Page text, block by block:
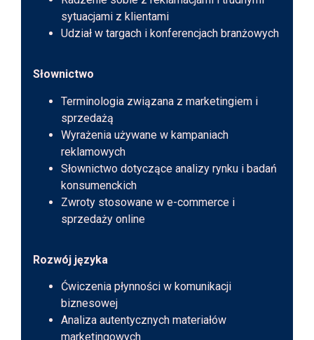
sytuacjami z klientami
Udział w targach i konferencjach branżowych
Słownictwo
Terminologia związana z marketingiem i
sprzedażą
Wyrażenia używane w kampaniach
reklamowych
Słownictwo dotyczące analizy rynku i badań
konsumenckich
Zwroty stosowane w e-commerce i
sprzedaży online
Rozwój języka
Ćwiczenia płynności w komunikacji
biznesowej
Analiza autentycznych materiałów
marketingowych